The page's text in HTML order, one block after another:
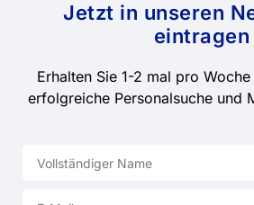
Jetzt in unseren
eintragen
Erhalten Sie 1-2 mal pro
erfolgreiche Personalsuche und